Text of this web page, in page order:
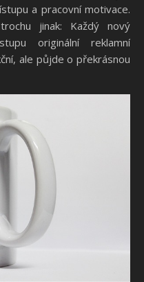
a pracovní motivace.
jinak: Každý nový
originální reklamní
ale půjde o překrásnou